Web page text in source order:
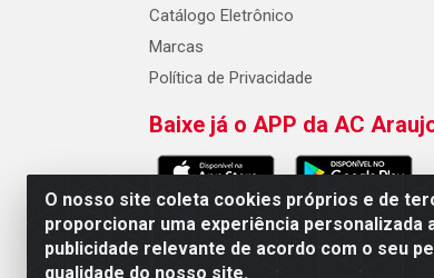
O nosso site coleta cookies próprios e de
proporcionar uma experiência personalizada
publicidade relevante de acordo com o seu
qualidade do nosso site.
Catálogo Eletrônico
Marcas
Política de Privacidade
Baixe já o APP da AC
AC Araujo